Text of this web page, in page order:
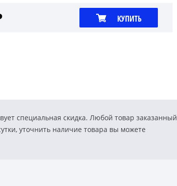
КУПИТЬ
специальная скидка. Любой товар заказанный
уточнить наличие товара вы можете